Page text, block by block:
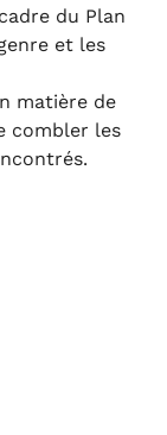
du Plan
et les
matière de
combler les